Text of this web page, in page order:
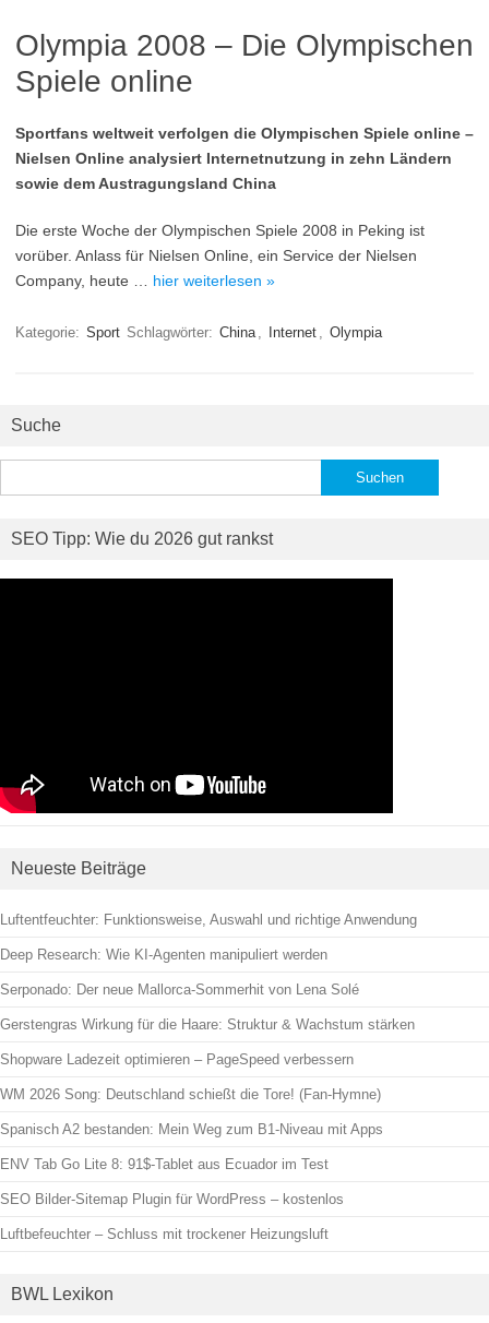
Olympia 2008 – Die Olympischen
Spiele online
Sportfans weltweit verfolgen die Olympischen Spiele online –
Nielsen Online analysiert Internetnutzung in zehn Ländern
sowie dem Austragungsland China
Die erste Woche der Olympischen Spiele 2008 in Peking ist
vorüber. Anlass für Nielsen Online, ein Service der Nielsen
Company, heute … hier weiterlesen »
Kategorie: Sport Schlagwörter: China , Internet , Olympia
Suche
nach:
SEO Tipp: Wie du 2026 gut rankst
Neueste Beiträge
Luftentfeuchter: Funktionsweise, Auswahl und richtige Anwendung
Deep Research: Wie KI-Agenten manipuliert werden
Serponado: Der neue Mallorca-Sommerhit von Lena Solé
Gerstengras Wirkung für die Haare: Struktur & Wachstum stärken
Shopware Ladezeit optimieren – PageSpeed verbessern
WM 2026 Song: Deutschland schießt die Tore! (Fan-Hymne)
Spanisch A2 bestanden: Mein Weg zum B1-Niveau mit Apps
ENV Tab Go Lite 8: 91$-Tablet aus Ecuador im Test
SEO Bilder-Sitemap Plugin für WordPress – kostenlos
Luftbefeuchter – Schluss mit trockener Heizungsluft
BWL Lexikon